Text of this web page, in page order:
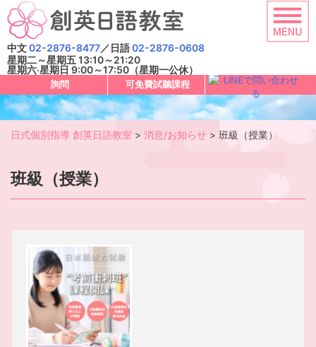
Skip
to
content
中文02-2876-8477／日語02-2876-0608
星期二～星期五 13:10～21:20
星期六‧星期日 9:00～17:50（星期一公休）
詢問 可免費試聽課程
日式個別指導 創英日語教室 > 消息/お知らせ > 班級（授業）
班級（授業）